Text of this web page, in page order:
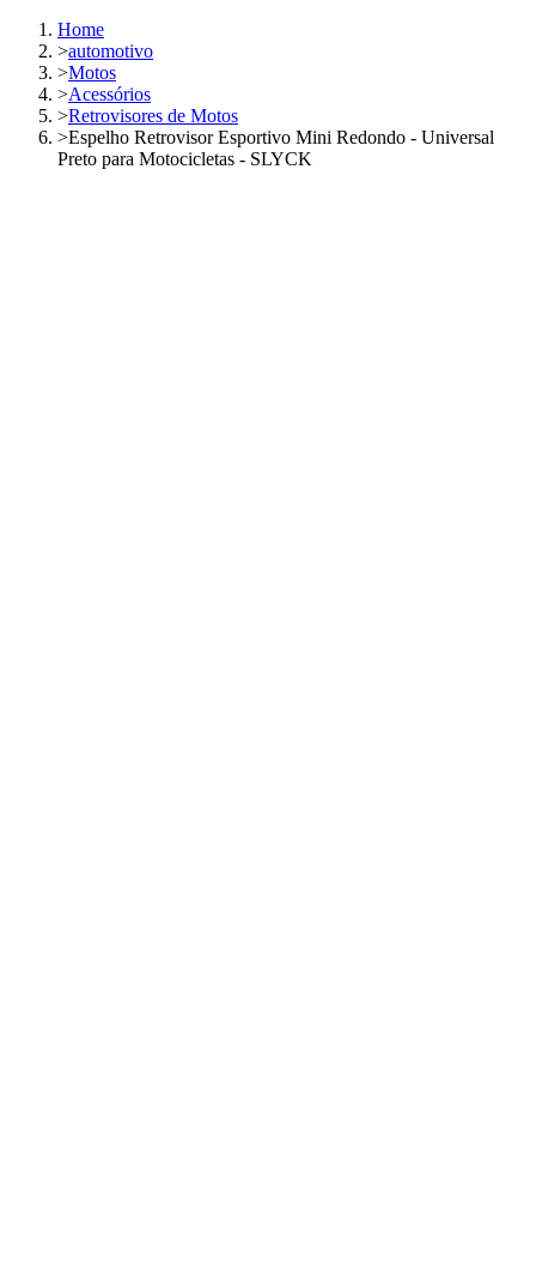
Home
>automotivo
>Motos
>Acessórios
>Retrovisores de Motos
>Espelho Retrovisor Esportivo Mini Redondo - Universal
Preto para Motocicletas - SLYCK